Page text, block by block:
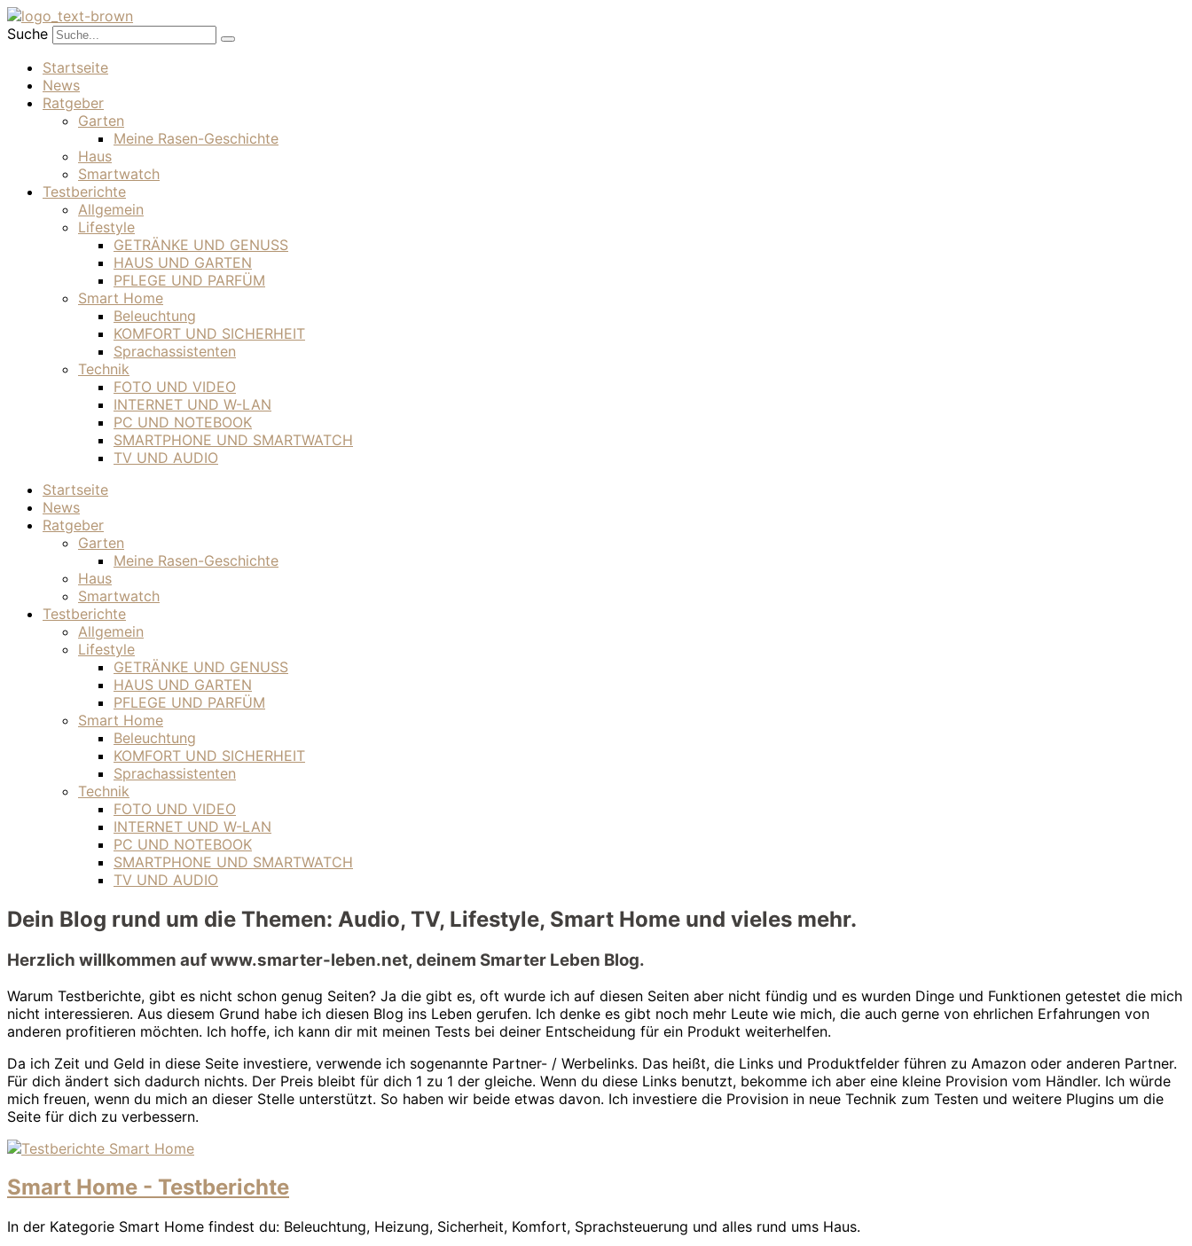
Suche
Startseite
News
Ratgeber
Garten
Meine Rasen-Geschichte
Haus
Smartwatch
Testberichte
Allgemein
Lifestyle
GETRÄNKE UND GENUSS
HAUS UND GARTEN
PFLEGE UND PARFÜM
Smart Home
Beleuchtung
KOMFORT UND SICHERHEIT
Sprachassistenten
Technik
FOTO UND VIDEO
INTERNET UND W-LAN
PC UND NOTEBOOK
SMARTPHONE UND SMARTWATCH
TV UND AUDIO
Startseite
News
Ratgeber
Garten
Meine Rasen-Geschichte
Haus
Smartwatch
Testberichte
Allgemein
Lifestyle
GETRÄNKE UND GENUSS
HAUS UND GARTEN
PFLEGE UND PARFÜM
Smart Home
Beleuchtung
KOMFORT UND SICHERHEIT
Sprachassistenten
Technik
FOTO UND VIDEO
INTERNET UND W-LAN
PC UND NOTEBOOK
SMARTPHONE UND SMARTWATCH
TV UND AUDIO
Dein Blog rund um die Themen: Audio, TV, Lifestyle, Smart Home und vieles mehr.
Herzlich willkommen auf www.smarter-leben.net, deinem Smarter Leben Blog.
Warum Testberichte, gibt es nicht schon genug Seiten? Ja die gibt es, oft wurde ich auf diesen Seiten aber nicht fündig und es wurden Dinge und Funktionen getestet die mich
nicht interessieren. Aus diesem Grund habe ich diesen Blog ins Leben gerufen. Ich denke es gibt noch mehr Leute wie mich, die auch gerne von ehrlichen Erfahrungen von
anderen profitieren möchten. Ich hoffe, ich kann dir mit meinen Tests bei deiner Entscheidung für ein Produkt weiterhelfen.
Da ich Zeit und Geld in diese Seite investiere, verwende ich sogenannte Partner- / Werbelinks. Das heißt, die Links und Produktfelder führen zu Amazon oder anderen Partner.
Für dich ändert sich dadurch nichts. Der Preis bleibt für dich 1 zu 1 der gleiche. Wenn du diese Links benutzt, bekomme ich aber eine kleine Provision vom Händler. Ich würde
mich freuen, wenn du mich an dieser Stelle unterstützt. So haben wir beide etwas davon. Ich investiere die Provision in neue Technik zum Testen und weitere Plugins um die
Seite für dich zu verbessern.
Smart Home - Testberichte
In der Kategorie Smart Home findest du: Beleuchtung, Heizung, Sicherheit, Komfort, Sprachsteuerung und alles rund ums Haus.